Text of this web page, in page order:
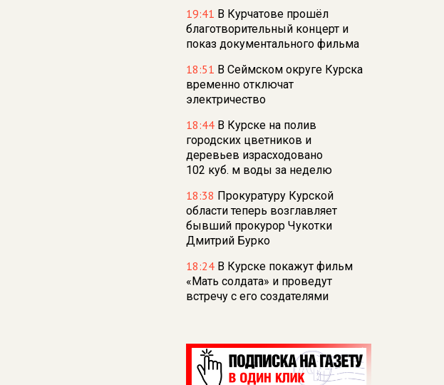
19:41 В Курчатове прошёл
благотворительный концерт и
показ документального фильма
18:51 В Сеймском округе Курска
временно отключат
электричество
18:44 В Курске на полив
городских цветников и
деревьев израсходовано
102 куб. м воды за неделю
18:38 Прокуратуру Курской
области теперь возглавляет
бывший прокурор Чукотки
Дмитрий Бурко
18:24 В Курске покажут фильм
«Мать солдата» и проведут
встречу с его создателями
из‑за проблем с водоснабжением
17:23
В Курске установили две